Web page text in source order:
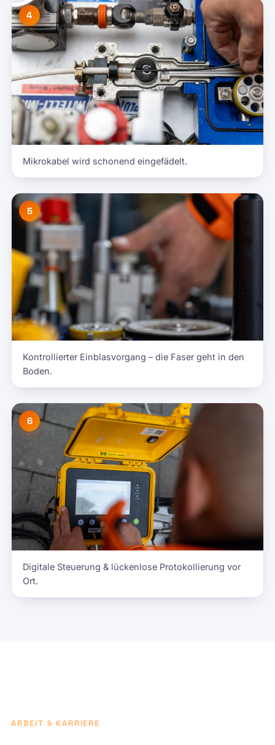
4
Mikrokabel wird schonend eingefädelt.
5
Kontrollierter Einblasvorgang – die Faser geht in den
Boden.
6
Digitale Steuerung & lückenlose Protokollierung vor
Ort.
ARBEIT & KARRIERE